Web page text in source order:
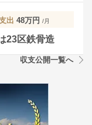
出 48万円 /月
23区鉄骨造
収支公開一覧へ